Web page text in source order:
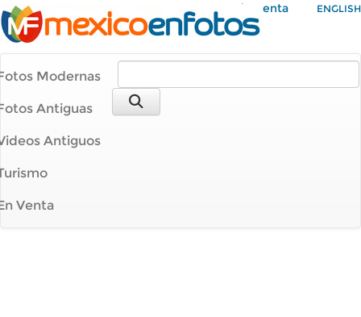
Mi Cuenta ENGLISH
Modernas
Antiguas
Antiguos
Venta